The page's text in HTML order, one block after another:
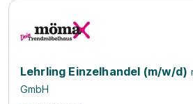
Lehrling Einzelhandel (m/w/d)
GmbH